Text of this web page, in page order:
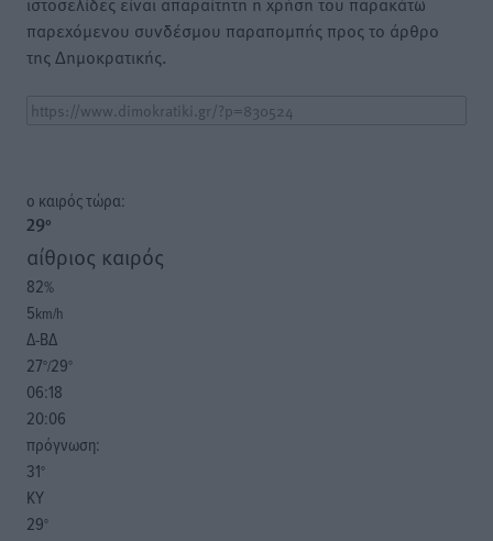
παρεχόμενου συνδέσμου παραπομπής προς το άρθρο
της Δημοκρατικής.
o καιρός τώρα:
29°
αίθριος καιρός
82%
5km/h
Δ-ΒΔ
27°/29°
06:18
20:06
πρόγνωση:
31°
ΚΥ
29°